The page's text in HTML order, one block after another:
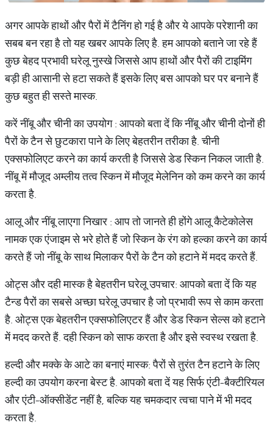
अगर आपके हाथों और पैरों में टैनिंग हो गई है और ये आपके परेशानी का
सबब बन रहा है तो यह खबर आपके लिए है. हम आपको बताने जा रहे हैं
कुछ बेहद प्रभावी घरेलू नुस्खे जिससे आप हाथों और पैरों की टाइमिंग
बड़ी ही आसानी से हटा सकते हैं इसके लिए बस आपको घर पर बनाने हैं
कुछ बहुत ही सस्ते मास्क.
करें नींबू और चीनी का उपयोग : आपको बता दें कि नींबू और चीनी दोनों ही
पैरों के टैन से छुटकारा पाने के लिए बेहतरीन तरीका है. चीनी
एक्सफोलिएट करने का कार्य करती है जिससे डेड स्किन निकल जाती है.
नींबू में मौजूद अम्लीय तत्व स्किन में मौजूद मेलेनिन को कम करने का कार्य
करता है.
आलू और नींबू लाएगा निखार : आप तो जानते ही होंगे आलू कैटेकोलेस
नामक एक एंजाइम से भरे होते हैं जो स्किन के रंग को हल्का करने का कार्य
करते हैं जो नींबू के साथ मिलाकर पैरों के टैन को हटाने में मदद करते हैं.
ओट्स और दही मास्क है बेहतरीन घरेलू उपचार: आपको बता दें कि यह
टैन्ड पैरों का सबसे अच्छा घरेलू उपचार है जो प्रभावी रूप से काम करता
है. ओट्स एक बेहतरीन एक्सफोलिएटर हैं और डेड स्किन सेल्स को हटाने
में मदद करते हैं. दही स्किन को साफ करता है और इसे स्वस्थ रखता है.
हल्दी और मक्के के आटे का बनाएं मास्क: पैरों से तुरंत टैन हटाने के लिए
हल्दी का उपयोग करना बेस्ट है. आपको बता दें यह सिर्फ एंटी-बैक्टीरियल
और एंटी-ऑक्सीडेंट नहीं है, बल्कि यह चमकदार त्वचा पाने में भी मदद
करता है.